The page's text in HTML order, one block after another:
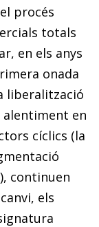
procés
totals
en els anys
onada
liberalització
alentiment en
cíclics (la
continuen
els